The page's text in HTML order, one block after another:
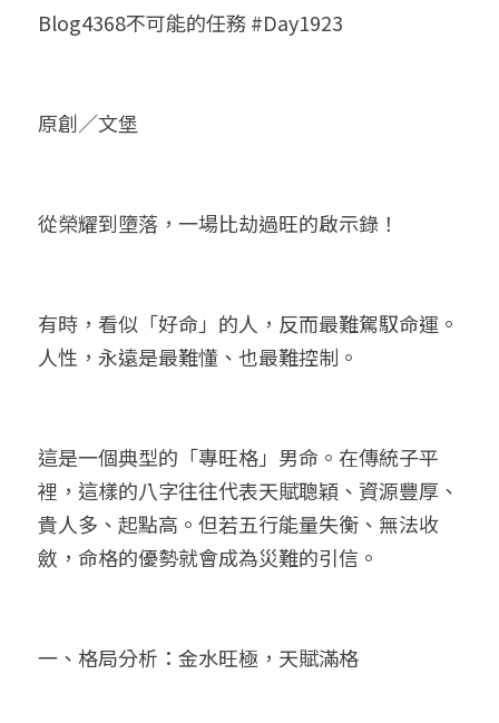
人氣最高
臉書生活
八字視頻
線上直播
八字初階班2
八字中階班
五人實戰班
五行計算高階班
團隊訓練營
八字完整班
科學八字推理PDF
小兒命名
我的著作
科學八字推理2
科學八字輕鬆學
批命預約
常見問題
登錄/註冊
繁體中文
support@p8zicourse.com
五行八字線上班
Blog4368不可能的任務 #Day1923
原創／文堡
從榮耀到墮落，一場比劫過旺的啟示錄！
有時，看似「好命」的人，反而最難駕馭命運。
人性，永遠是最難懂、也最難控制。
這是一個典型的「專旺格」男命。在傳統子平
裡，這樣的八字往往代表天賦聰穎、資源豐厚、
貴人多、起點高。但若五行能量失衡、無法收
斂，命格的優勢就會成為災難的引信。
一、格局分析：金水旺極，天賦滿格